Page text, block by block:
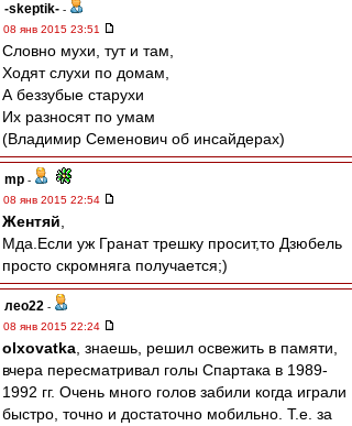
-skeptik- -
08 янв 2015 23:51
Словно мухи, тут и там,
Ходят слухи по домам,
А беззубые старухи
Их разносят по умам
(Владимир Семенович об инсайдерах)
mp -
08 янв 2015 22:54
Жентяй
Мда.Если уж Гранат трешку просит,то Дзюбель
просто скромняга получается;)
лео22 -
08 янв 2015 22:24
olxovatka , знаешь, решил освежить в памяти,
вчера пересматривал голы Спартака в 1989-
1992 гг. Очень много голов забили когда играли
быстро, точно и достаточно мобильно. Т.е. за